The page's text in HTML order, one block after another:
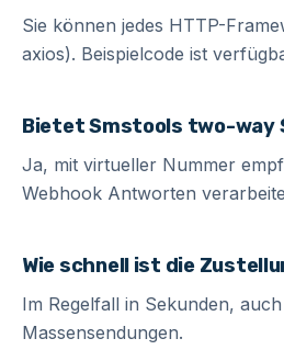
Sie können jedes HTTP-
axios). Beispielcode ist
Bietet Smstools two-way
Ja, mit virtueller Nummer
Webhook Antworten
Wie schnell ist die
Im Regelfall in Sekunden,
Massensendungen.